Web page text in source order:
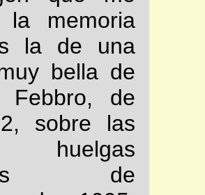
memoria
la de una
bella de
Febbro, de
sobre las
huelgas
de